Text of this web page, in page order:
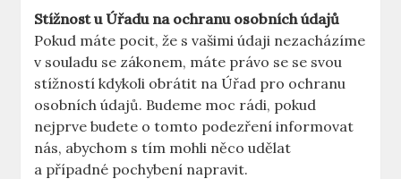
Stížnost u Úřadu na ochranu osobních údajů
Pokud máte pocit, že s vašimi údaji nezacházíme
v souladu se zákonem, máte právo se se svou
stížností kdykoli obrátit na Úřad pro ochranu
osobních údajů. Budeme moc rádi, pokud
nejprve budete o tomto podezření informovat
nás, abychom s tím mohli něco udělat
a případné pochybení napravit.